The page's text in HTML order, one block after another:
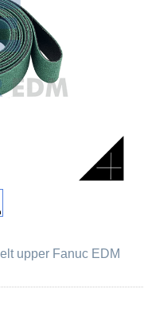
upper Fanuc EDM